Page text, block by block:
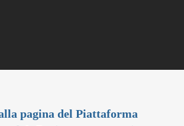
pagina del Piattaforma